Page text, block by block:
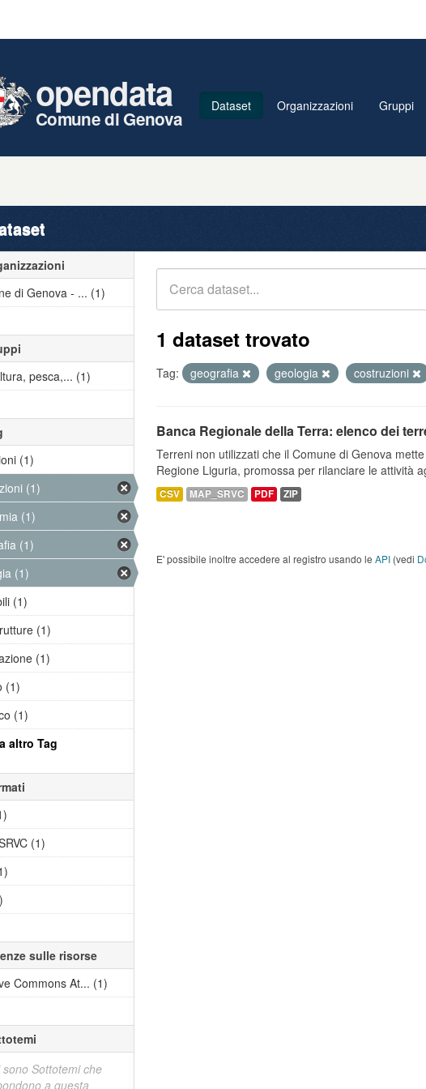
opendata
Comune di Genova
Dataset Organizzazioni Gruppi
1 dataset trovato
Tag: geografia geologia costruzioni
Banca Regionale della Terra: elenco dei
Terreni non utilizzati che il Comune di Genova
Regione Liguria, promossa per rilanciare le attività
CSV MAP_SRVC PDF ZIP
E' possibile inoltre accedere al registro usando le API (vedi
di Genova - ... (1)
pesca,... (1)
(1)
(1)
(1)
(1)
(1)
(1)
(1)
(1)
(1)
(1)
altro Tag
(1)
sulle risorse
Commons At... (1)
sono Sottotemi che
a questa